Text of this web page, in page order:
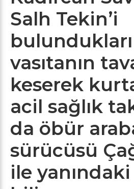
Salh Tekin’i
vasıtanın
keserek
acil sağlık
da öbür
sürücüsü
ile yanındaki